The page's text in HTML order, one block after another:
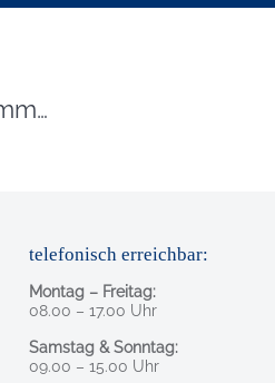
telefonisch erreichbar:
Montag – Freitag:
08.00 – 17.00 Uhr
Samstag & Sonntag:
09.00 – 15.00 Uhr